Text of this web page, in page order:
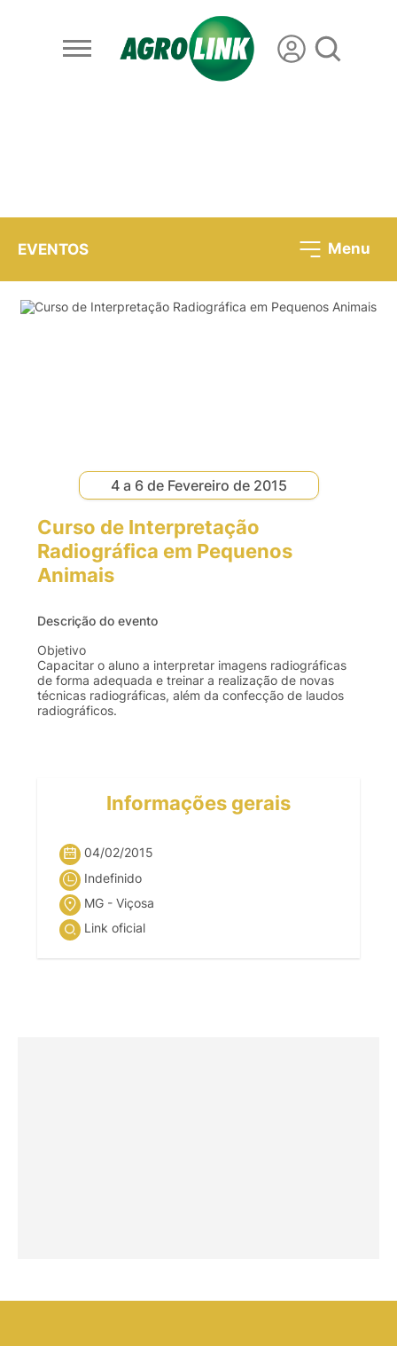
EVENTOS Menu
4 a 6 de Fevereiro de 2015
Curso de Interpretação
Radiográfica em Pequenos
Animais
Descrição do evento
Objetivo
Capacitar o aluno a interpretar imagens radiográficas
de forma adequada e treinar a realização de novas
técnicas radiográficas, além da confecção de laudos
radiográficos.
Informações gerais
04/02/2015
Indefinido
MG - Viçosa
Link oficial